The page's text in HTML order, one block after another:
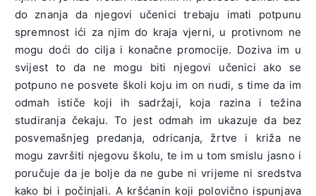
do znanja da njegovi učenici trebaju imati potpunu
spremnost ići za njim do kraja vjerni, u protivnom ne
mogu doći do cilja i konačne promocije. Doziva im u
svijest to da ne mogu biti njegovi učenici ako se
potpuno ne posvete školi koju im on nudi, s time da im
odmah ističe koji ih sadržaji, koja razina i težina
studiranja čekaju. To jest odmah im ukazuje da bez
posvemašnjeg predanja, odricanja, žrtve i križa ne
mogu završiti njegovu školu, te im u tom smislu jasno i
poručuje da je bolje da ne gube ni vrijeme ni sredstva
kako bi i počinjali. A kršćanin koji polovično ispunjava